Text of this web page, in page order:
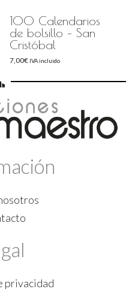
100 Calendarios
de bolsillo – San
Cristóbal
7,00€ IVA incluido
privacidad